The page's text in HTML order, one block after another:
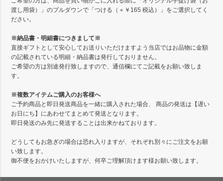
渡し用袋）」のプルダウンで「つける（＋￥165 税込）」をご選択してく
ださい。
※納品書・明細書につきまして※
直接ギフトとして安心してお送りいただけますよう当店ではお品物に金額
の記載されている明細・納品書は発行しておりません。
ご希望の方は別途発行致しますので、通信欄にてご記載をお願い致しま
す。
※複数アイテムご購入のお客様へ
ご予約商品と即日発送商品を一緒に購入された場合、 商品の発送は【遅い
お日にち】にあわせてまとめて発送となります。
即日発送のみ先に発送することは出来かねております。
どうしてもお急ぎの場合は恐れ入りますが、それぞれ別々にご注文をお願
い致します。
御不便をおかけいたしますが、何卒ご理解頂けます様お願い致します。